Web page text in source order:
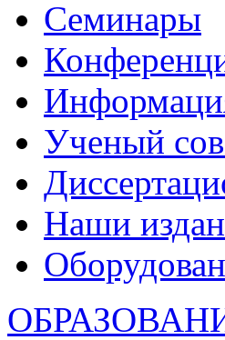
Семинары
Ученый
Наши